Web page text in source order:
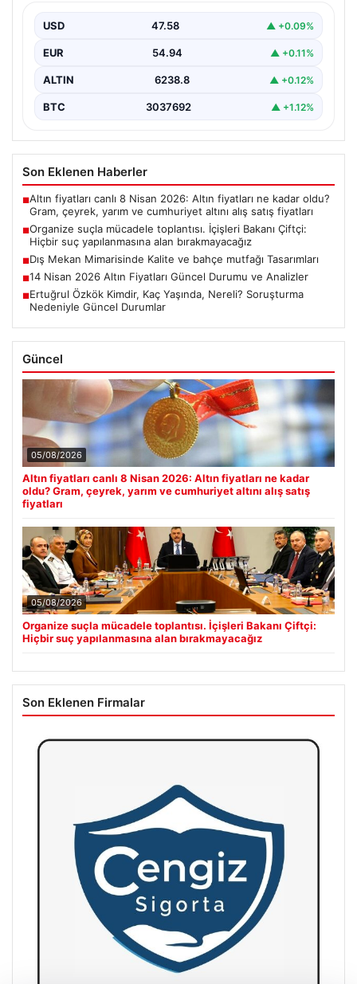
USD 47.58 ▲ +0.09%
EUR 54.94 ▲ +0.11%
ALTIN 6238.8 ▲ +0.12%
BTC 3037692 ▲ +1.12%
Son Eklenen Haberler
■Altın fiyatları canlı 8 Nisan 2026: Altın fiyatları ne kadar oldu?
Gram, çeyrek, yarım ve cumhuriyet altını alış satış fiyatları
■Organize suçla mücadele toplantısı. İçişleri Bakanı Çiftçi:
Hiçbir suç yapılanmasına alan bırakmayacağız
■Dış Mekan Mimarisinde Kalite ve bahçe mutfağı Tasarımları
■14 Nisan 2026 Altın Fiyatları Güncel Durumu ve Analizler
■Ertuğrul Özkök Kimdir, Kaç Yaşında, Nereli? Soruşturma
Nedeniyle Güncel Durumlar
Güncel
05/08/2026
Altın fiyatları canlı 8 Nisan 2026: Altın fiyatları ne kadar
oldu? Gram, çeyrek, yarım ve cumhuriyet altını alış satış
fiyatları
05/08/2026
Organize suçla mücadele toplantısı. İçişleri Bakanı Çiftçi:
Hiçbir suç yapılanmasına alan bırakmayacağız
Son Eklenen Firmalar